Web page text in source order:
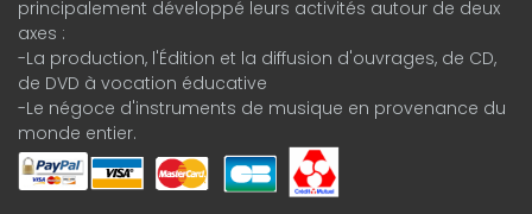
principalement développé leurs activités autour de deux
axes :
-La production, l'Édition et la diffusion d'ouvrages, de CD,
de DVD à vocation éducative
-Le négoce d'instruments de musique en provenance du
monde entier.